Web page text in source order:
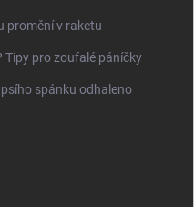
promění v raketu
Tipy pro zoufalé páníčky
spánku odhaleno